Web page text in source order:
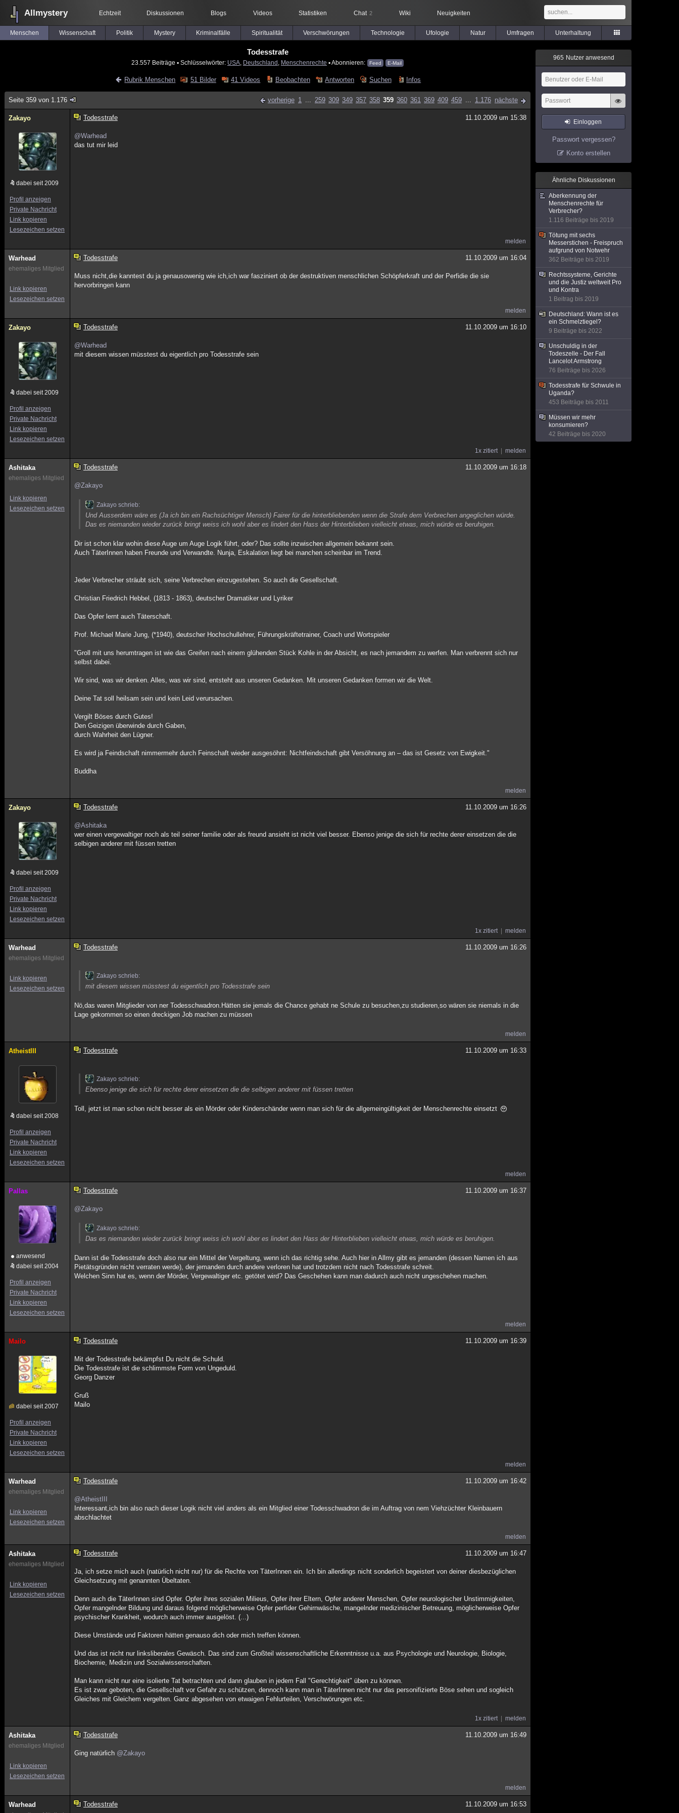
Allmystery Echtzeit Diskussionen Blogs Videos Statistiken Chat 2 Wiki Neuigkeiten
Menschen Wissenschaft Politik Mystery Kriminalfälle Spiritualität Verschwörungen Technologie Ufologie Natur Umfragen Unterhaltung
Todesstrafe
23.557 Beiträge ▪ Schlüsselwörter: USA Deutschland Menschenrechte ▪ Abonnieren: Feed E-Mail
Rubrik Menschen 51 Bilder 41 Videos Beobachten Antworten Suchen Infos
Seite 359 von 1.176 vorherige 1 ... 259 309 349 357 358 359 360 361 369 409 459 ... 1.176 nächste
Zakayo
dabei seit 2009
Profil anzeigen
Private Nachricht
Link kopieren
Lesezeichen setzen
Todesstrafe 11.10.2009 um 15:38
@Warhead
das tut mir leid
melden
Warhead
ehemaliges Mitglied
Link kopieren
Lesezeichen setzen
Todesstrafe 11.10.2009 um 16:04
Muss nicht,die kanntest du ja genausowenig wie ich,ich war fasziniert ob der destruktiven menschlichen Schöpferkraft und der Perfidie die sie
hervorbringen kann
melden
Zakayo
dabei seit 2009
Profil anzeigen
Private Nachricht
Link kopieren
Lesezeichen setzen
Todesstrafe 11.10.2009 um 16:10
@Warhead
mit diesem wissen müsstest du eigentlich pro Todesstrafe sein
1x zitiert melden
Ashitaka
ehemaliges Mitglied
Link kopieren
Lesezeichen setzen
Todesstrafe 11.10.2009 um 16:18
@Zakayo
Zakayo schrieb:
Und Ausserdem wäre es (Ja ich bin ein Rachsüchtiger Mensch) Fairer für die hinterbliebenden wenn die Strafe dem Verbrechen angeglichen würde.
Das es niemanden wieder zurück bringt weiss ich wohl aber es lindert den Hass der Hinterblieben vielleicht etwas, mich würde es beruhigen.
Dir ist schon klar wohin diese Auge um Auge Logik führt, oder? Das sollte inzwischen allgemein bekannt sein.
Auch TäterInnen haben Freunde und Verwandte. Nunja, Eskalation liegt bei manchen scheinbar im Trend.
Jeder Verbrecher sträubt sich, seine Verbrechen einzugestehen. So auch die Gesellschaft.
Christian Friedrich Hebbel, (1813 - 1863), deutscher Dramatiker und Lyriker
Das Opfer lernt auch Täterschaft.
Prof. Michael Marie Jung, (*1940), deutscher Hochschullehrer, Führungskräftetrainer, Coach und Wortspieler
"Groll mit uns herumtragen ist wie das Greifen nach einem glühenden Stück Kohle in der Absicht, es nach jemandem zu werfen. Man verbrennt sich nur
selbst dabei.
Wir sind, was wir denken. Alles, was wir sind, entsteht aus unseren Gedanken. Mit unseren Gedanken formen wir die Welt.
Deine Tat soll heilsam sein und kein Leid verursachen.
Vergilt Böses durch Gutes!
Den Geizigen überwinde durch Gaben,
durch Wahrheit den Lügner.
Es wird ja Feindschaft nimmermehr durch Feinschaft wieder ausgesöhnt: Nichtfeindschaft gibt Versöhnung an – das ist Gesetz von Ewigkeit."
Buddha
melden
Zakayo
dabei seit 2009
Profil anzeigen
Private Nachricht
Link kopieren
Lesezeichen setzen
Todesstrafe 11.10.2009 um 16:26
@Ashitaka
wer einen vergewaltiger noch als teil seiner familie oder als freund ansieht ist nicht viel besser. Ebenso jenige die sich für rechte derer einsetzen die die
selbigen anderer mit füssen tretten
1x zitiert melden
Warhead
ehemaliges Mitglied
Link kopieren
Lesezeichen setzen
Todesstrafe 11.10.2009 um 16:26
Zakayo schrieb:
mit diesem wissen müsstest du eigentlich pro Todesstrafe sein
Nö,das waren Mitglieder von ner Todesschwadron.Hätten sie jemals die Chance gehabt ne Schule zu besuchen,zu studieren,so wären sie niemals in die
Lage gekommen so einen dreckigen Job machen zu müssen
melden
AtheistIII
dabei seit 2008
Profil anzeigen
Private Nachricht
Link kopieren
Lesezeichen setzen
Todesstrafe 11.10.2009 um 16:33
Zakayo schrieb:
Ebenso jenige die sich für rechte derer einsetzen die die selbigen anderer mit füssen tretten
Toll, jetzt ist man schon nicht besser als ein Mörder oder Kinderschänder wenn man sich für die allgemeingültigkeit der Menschenrechte einsetzt
melden
Pallas
anwesend
dabei seit 2004
Profil anzeigen
Private Nachricht
Link kopieren
Lesezeichen setzen
Todesstrafe 11.10.2009 um 16:37
@Zakayo
Zakayo schrieb:
Das es niemanden wieder zurück bringt weiss ich wohl aber es lindert den Hass der Hinterblieben vielleicht etwas, mich würde es beruhigen.
Dann ist die Todesstrafe doch also nur ein Mittel der Vergeltung, wenn ich das richtig sehe. Auch hier in Allmy gibt es jemanden (dessen Namen ich aus
Pietätsgründen nicht verraten werde), der jemanden durch andere verloren hat und trotzdem nicht nach Todesstrafe schreit.
Welchen Sinn hat es, wenn der Mörder, Vergewaltiger etc. getötet wird? Das Geschehen kann man dadurch auch nicht ungeschehen machen.
melden
Mailo
dabei seit 2007
Profil anzeigen
Private Nachricht
Link kopieren
Lesezeichen setzen
Todesstrafe 11.10.2009 um 16:39
Mit der Todesstrafe bekämpfst Du nicht die Schuld.
Die Todesstrafe ist die schlimmste Form von Ungeduld.
Georg Danzer
Gruß
Mailo
melden
Warhead
ehemaliges Mitglied
Link kopieren
Lesezeichen setzen
Todesstrafe 11.10.2009 um 16:42
@AtheistIII
Interessant,ich bin also nach dieser Logik nicht viel anders als ein Mitglied einer Todesschwadron die im Auftrag von nem Viehzüchter Kleinbauern
abschlachtet
melden
Ashitaka
ehemaliges Mitglied
Link kopieren
Lesezeichen setzen
Todesstrafe 11.10.2009 um 16:47
Ja, ich setze mich auch (natürlich nicht nur) für die Rechte von TäterInnen ein. Ich bin allerdings nicht sonderlich begeistert von deiner diesbezüglichen
Gleichsetzung mit genannten Übeltaten.
Denn auch die TäterInnen sind Opfer. Opfer ihres sozialen Milieus, Opfer ihrer Eltern, Opfer anderer Menschen, Opfer neurologischer Unstimmigkeiten,
Opfer mangelnder Bildung und daraus folgend möglicherweise Opfer perfider Gehirnwäsche, mangelnder medizinischer Betreuung, möglicherweise Opfer
psychischer Krankheit, wodurch auch immer ausgelöst. (...)
Diese Umstände und Faktoren hätten genauso dich oder mich treffen können.
Und das ist nicht nur linksliberales Gewäsch. Das sind zum Großteil wissenschaftliche Erkenntnisse u.a. aus Psychologie und Neurologie, Biologie,
Biochemie, Medizin und Sozialwissenschaften.
Man kann nicht nur eine isolierte Tat betrachten und dann glauben in jedem Fall "Gerechtigkeit" üben zu können.
Es ist zwar geboten, die Gesellschaft vor Gefahr zu schützen, dennoch kann man in TäterInnen nicht nur das personifizierte Böse sehen und sogleich
Gleiches mit Gleichem vergelten. Ganz abgesehen von etwaigen Fehlurteilen, Verschwörungen etc.
1x zitiert melden
Ashitaka
ehemaliges Mitglied
Link kopieren
Lesezeichen setzen
Todesstrafe 11.10.2009 um 16:49
Ging natürlich @Zakayo
melden
Warhead Todesstrafe 11.10.2009 um 16:53
965 Nutzer anwesend
Einloggen
Passwort vergessen?
Konto erstellen
Ähnliche Diskussionen
Aberkennung der
Menschenrechte für
Verbrecher?
1.116 Beiträge bis 2019
Tötung mit sechs
Messerstichen - Freispruch
aufgrund von Notwehr
362 Beiträge bis 2019
Rechtssysteme, Gerichte
und die Justiz weltweit Pro
und Kontra
1 Beitrag bis 2019
Deutschland: Wann ist es
ein Schmelztiegel?
9 Beiträge bis 2022
Unschuldig in der
Todeszelle - Der Fall
Lancelot Armstrong
76 Beiträge bis 2026
Todesstrafe für Schwule in
Uganda?
453 Beiträge bis 2011
Müssen wir mehr
konsumieren?
42 Beiträge bis 2020